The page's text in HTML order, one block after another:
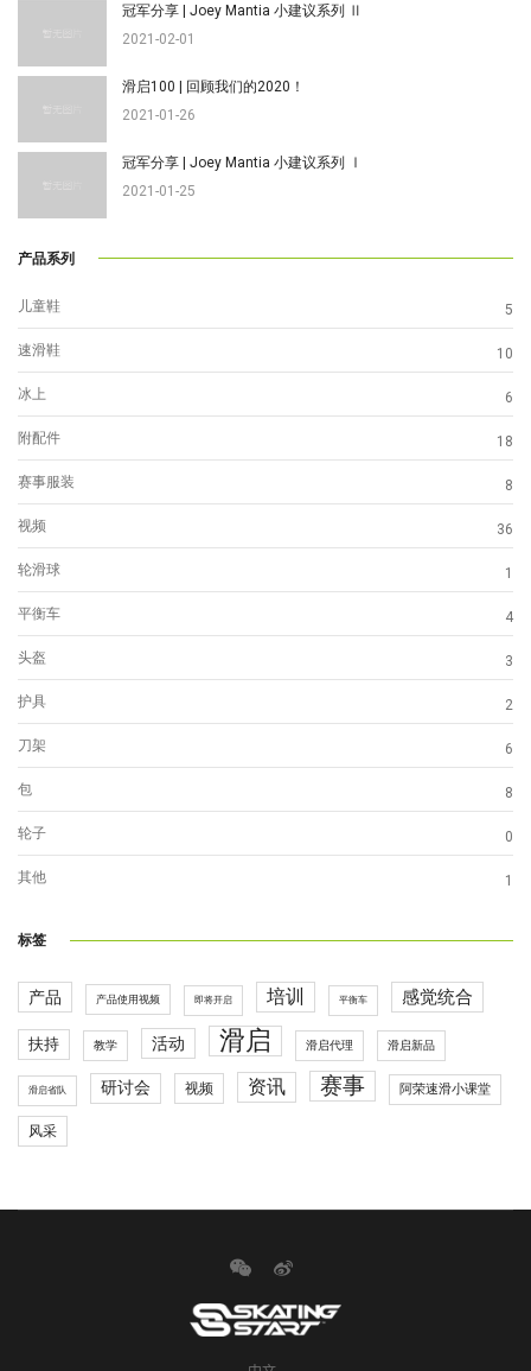
冠军分享 | Joey Mantia 小建议系列 Ⅱ
2021-02-01
滑启100 | 回顾我们的2020！
2021-01-26
冠军分享 | Joey Mantia 小建议系列 Ⅰ
2021-01-25
产品系列
儿童鞋 5
速滑鞋 10
冰上 6
附配件 18
赛事服装 8
视频 36
轮滑球 1
平衡车 4
头盔 3
护具 2
刀架 6
包 8
轮子 0
其他 1
标签
产品 产品使用视频 即将开启 培训 平衡车 感觉统合
扶持 教学 活动 滑启 滑启代理 滑启新品
滑启省队 研讨会 视频 资讯 赛事 阿荣速滑小课堂
风采